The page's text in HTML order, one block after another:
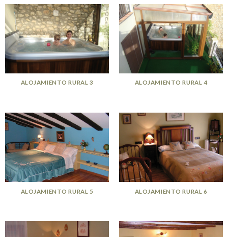
ALOJAMIENTO RURAL 3 ALOJAMIENTO RURAL 4
ALOJAMIENTO RURAL 5 ALOJAMIENTO RURAL 6